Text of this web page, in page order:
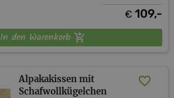
€ 109,-
In den Warenkorb
Alpakakissen mit
Schafwollkügelchen